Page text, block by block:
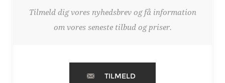
Tilmeld dig vores nyhedsbrev og få information
om vores seneste tilbud og priser.
TILMELD